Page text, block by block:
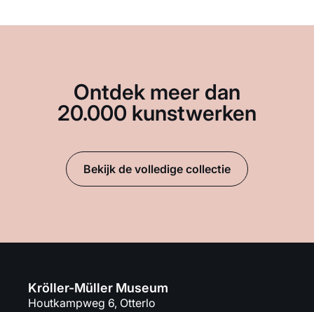
Ontdek meer dan
20.000 kunstwerken
Bekijk de volledige collectie
Kröller-Müller Museum
Houtkampweg 6, Otterlo